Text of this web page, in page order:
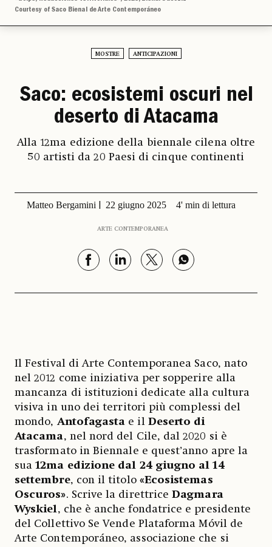
Courtesy of Saco Bienal de Arte Contemporáneo
MOSTRE ANTICIPAZIONI
Saco: ecosistemi oscuri nel
deserto di Atacama
Alla 12ma edizione della biennale cilena oltre
50 artisti da 20 Paesi di cinque continenti
Matteo Bergamini 22 giugno 2025 4' min di lettura
ARTE CONTEMPORANEA
Il Festival di Arte Contemporanea Saco, nato
nel 2012 come iniziativa per sopperire alla
mancanza di istituzioni dedicate alla cultura
visiva in uno dei territori più complessi del
mondo, Antofagasta e il Deserto di
Atacama, nel nord del Cile, dal 2020 si è
trasformato in Biennale e quest’anno apre la
sua12ma edizione dal 24 giugno al 14
settembre, con il titolo «Ecosistemas
Oscuros». Scrive la direttriceDagmara
Wyskiel, che è anche fondatrice e presidente
del Collettivo Se Vende Plataforma Móvil de
Arte Contemporáneo, associazione che si